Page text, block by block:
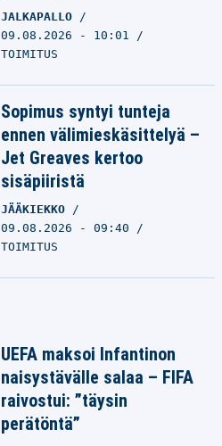
JALKAPALLO
09.08.2026 - 10:01
TOIMITUS
Sopimus syntyi tunteja
ennen välimieskäsittelyä –
Jet Greaves kertoo
sisäpiiristä
JÄÄKIEKKO
09.08.2026 - 09:40
TOIMITUS
UEFA maksoi Infantinon
naisystävälle salaa – FIFA
raivostui: ”täysin
perätöntä”